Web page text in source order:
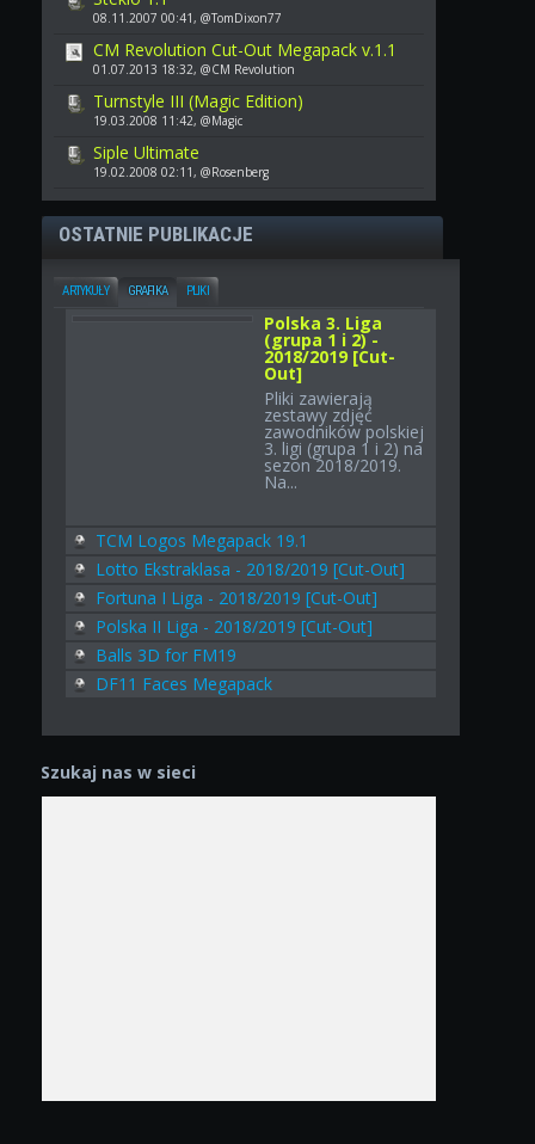
08.11.2007 00:41, @TomDixon77
CM Revolution Cut-Out Megapack v.1.1
01.07.2013 18:32, @CM Revolution
Turnstyle III (Magic Edition)
19.03.2008 11:42, @Magic
Siple Ultimate
19.02.2008 02:11, @Rosenberg
OSTATNIE PUBLIKACJE
ARTYKUŁY GRAFIKA PLIKI
Polska 3. Liga
(grupa 1 i 2) -
2018/2019 [Cut-
Out]
Pliki zawierają
zestawy zdjęć
zawodników polskiej
3. ligi (grupa 1 i 2) na
sezon 2018/2019.
Na...
TCM Logos Megapack 19.1
Lotto Ekstraklasa - 2018/2019 [Cut-Out]
Fortuna I Liga - 2018/2019 [Cut-Out]
Polska II Liga - 2018/2019 [Cut-Out]
Balls 3D for FM19
DF11 Faces Megapack
Szukaj nas w sieci